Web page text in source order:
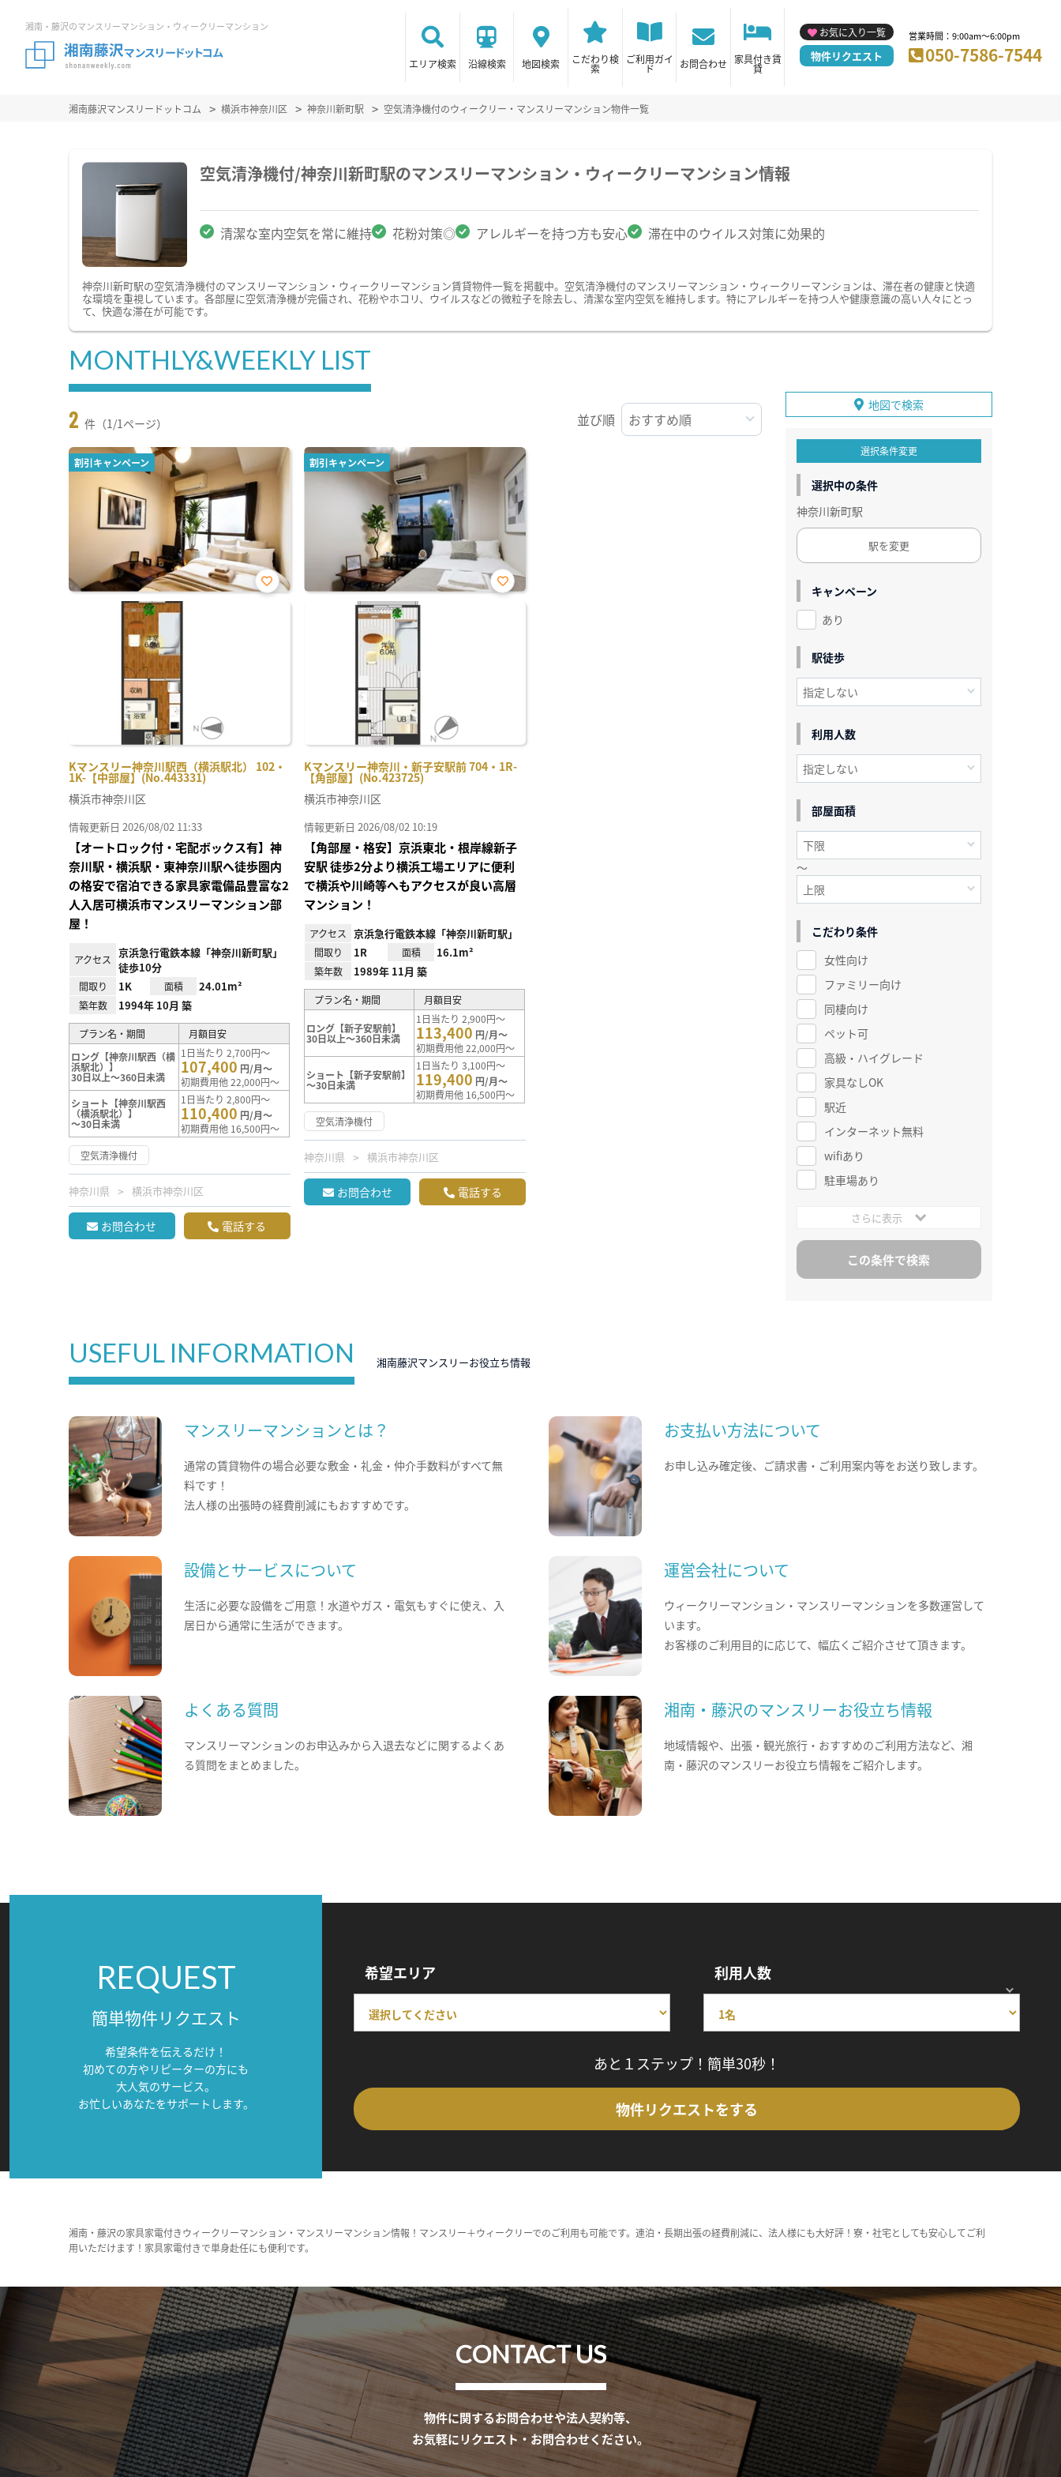
湘南・藤沢のマンスリーマンション・ウィークリーマンション
エリア検索 沿線検索 地図検索 こだわり検
索
ご利用ガイ
ド お問合わせ 家具付き賃
貸
お気に入り一覧
物件リクエスト
営業時間：9:00am～6:00pm
050-7586-7544
湘南藤沢マンスリードットコム 横浜市神奈川区 神奈川新町駅 空気清浄機付のウィークリー・マンスリーマンション物件一覧
空気清浄機付/神奈川新町駅のマンスリーマンション・ウィークリーマンション情報
清潔な室内空気を常に維持 花粉対策◎ アレルギーを持つ方も安心 滞在中のウイルス対策に効果的
神奈川新町駅の空気清浄機付のマンスリーマンション・ウィークリーマンション賃貸物件一覧を掲載中。空気清浄機付のマンスリーマンション・ウィークリーマンションは、滞在者の健康と快適
な環境を重視しています。各部屋に空気清浄機が完備され、花粉やホコリ、ウイルスなどの微粒子を除去し、清潔な室内空気を維持します。特にアレルギーを持つ人や健康意識の高い人々にとっ
て、快適な滞在が可能です。
MONTHLY&WEEKLY LIST
2 件（1/1ページ） 並び順
割引キャンペーン
Kマンスリー神奈川駅西（横浜駅北） 102・
1K-【中部屋】(No.443331)
お気
横浜市神奈川区
情報更新日 2026/08/02 11:33
【オートロック付・宅配ボックス有】神
奈川駅・横浜駅・東神奈川駅へ徒歩圏内
の格安で宿泊できる家具家電備品豊富な2
人入居可横浜市マンスリーマンション部
屋！
アクセス
京浜急行電鉄本線「神奈川新町駅」
徒歩10分
間取り 1K 面積 24.01m²
築年数 1994年 10月 築
プラン名・期間
月額目安
ロング【神奈川駅西（横
浜駅北）】
30日以上～360日未満
1日当たり 2,700円～
107,400 円/月～
初期費用他 22,000円～
ショート【神奈川駅西
（横浜駅北）】
～30日未満
1日当たり 2,800円～
110,400 円/月～
初期費用他 16,500円～
空気清浄機付
神奈川県 横浜市神奈川区
お問合わせ 電話する
割引キャンペーン
Kマンスリー神奈川・新子安駅前 704・1R-
【角部屋】(No.423725)
お気
横浜市神奈川区
情報更新日 2026/08/02 10:19
【角部屋・格安】京浜東北・根岸線新子
安駅 徒歩2分より横浜工場エリアに便利
で横浜や川崎等へもアクセスが良い高層
マンション！
アクセス 京浜急行電鉄本線「神奈川新町駅」
間取り 1R 面積 16.1m²
築年数 1989年 11月 築
プラン名・期間 月額目安
ロング【新子安駅前】
30日以上～360日未満
1日当たり 2,900円～
113,400 円/月～
初期費用他 22,000円～
ショート【新子安駅前】
～30日未満
1日当たり 3,100円～
119,400 円/月～
初期費用他 16,500円～
空気清浄機付
神奈川県 横浜市神奈川区
お問合わせ 電話する
地図で検索
選択条件変更
選択中の条件
神奈川新町駅
駅を変更
キャンペーン
あり
駅徒歩
利用人数
部屋面積
～
こだわり条件
女性向け
ファミリー向け
同棲向け
ペット可
高級・ハイグレード
家具なしOK
駅近
インターネット無料
wifiあり
駐車場あり
さらに表示
USEFUL INFORMATION 湘南藤沢マンスリーお役立ち情報
マンスリーマンションとは？
通常の賃貸物件の場合必要な敷金・礼金・仲介手数料がすべて無
料です！
法人様の出張時の経費削減にもおすすめです。
お支払い方法について
お申し込み確定後、ご請求書・ご利用案内等をお送り致します。
設備とサービスについて
生活に必要な設備をご用意！水道やガス・電気もすぐに使え、入
居日から通常に生活ができます。
運営会社について
ウィークリーマンション・マンスリーマンションを多数運営して
います。
お客様のご利用目的に応じて、幅広くご紹介させて頂きます。
よくある質問
マンスリーマンションのお申込みから入退去などに関するよくあ
る質問をまとめました。
湘南・藤沢のマンスリーお役立ち情報
地域情報や、出張・観光旅行・おすすめのご利用方法など、湘
南・藤沢のマンスリーお役立ち情報をご紹介します。
REQUEST
簡単物件リクエスト
希望条件を伝えるだけ！
初めての方やリピーターの方にも
大人気のサービス。
お忙しいあなたをサポートします。
希望エリア 利用人数
あと１ステップ！簡単30秒！
物件リクエストをする
湘南・藤沢の家具家電付きウィークリーマンション・マンスリーマンション情報！マンスリー＋ウィークリーでのご利用も可能です。連泊・長期出張の経費削減に、法人様にも大好評！寮・社宅としても安心してご利
用いただけます！家具家電付きで単身赴任にも便利です。
CONTACT US
物件に関するお問合わせや法人契約等、
お気軽にリクエスト・お問合わせください。